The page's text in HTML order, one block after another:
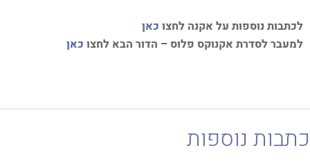
נוספות על אקנה לחצוכאן
לסדרת אקנוקס פלוס – הדור הבא לחצוכאן
נוספות